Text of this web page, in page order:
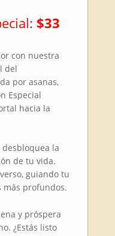
$33
con nuestra
del
por asanas,
Especial
hacia la
desbloquea la
de tu vida.
guiando tu
más profundos.
y próspera
¿Estás listo